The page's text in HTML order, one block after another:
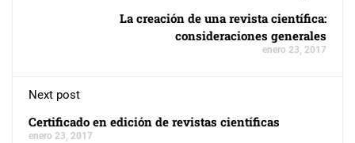
La creación de una revista científica:
consideraciones generales
enero 23, 2017
Next post
Certificado en edición de revistas científicas
enero 23, 2017